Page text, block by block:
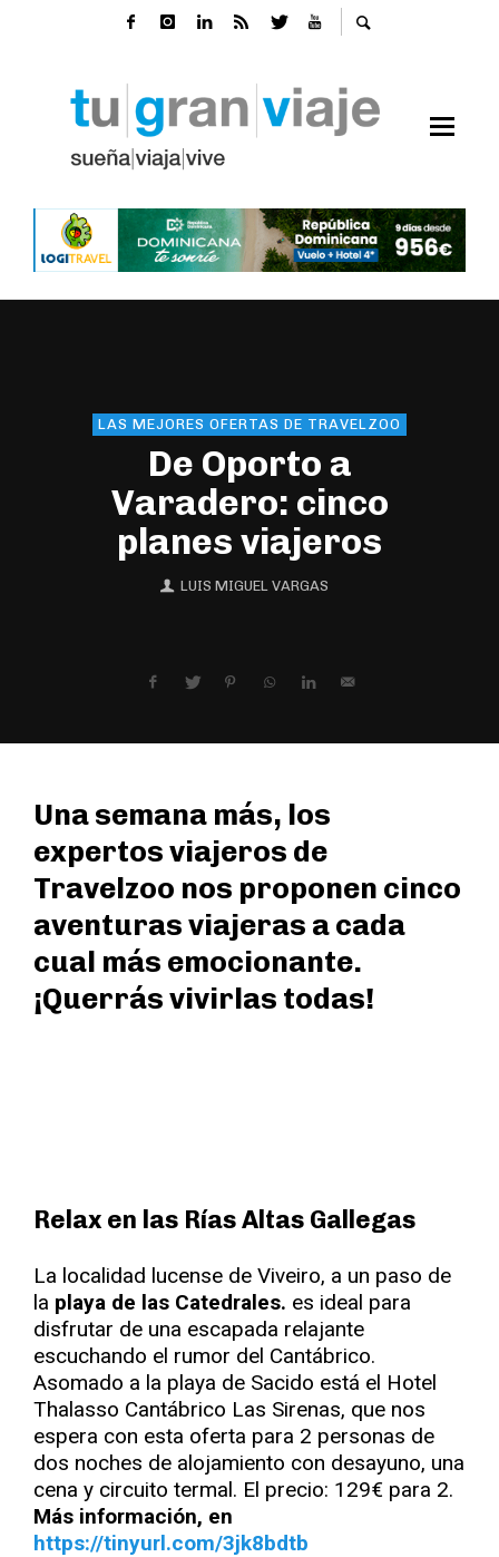
LAS MEJORES OFERTAS DE TRAVELZOO
De Oporto a
Varadero: cinco
planes viajeros
LUIS MIGUEL VARGAS
Una semana más, los
expertos viajeros de
Travelzoo nos proponen cinco
aventuras viajeras a cada
cual más emocionante.
¡Querrás vivirlas todas!
Relax en las Rías Altas Gallegas
La localidad lucense de Viveiro, a un paso de
la playa de las Catedrales. es ideal para
disfrutar de una escapada relajante
escuchando el rumor del Cantábrico.
Asomado a la playa de Sacido está el Hotel
Thalasso Cantábrico Las Sirenas, que nos
espera con esta oferta para 2 personas de
dos noches de alojamiento con desayuno, una
cena y circuito termal. El precio: 129€ para 2.
Más información, en
https://tinyurl.com/3jk8bdtb